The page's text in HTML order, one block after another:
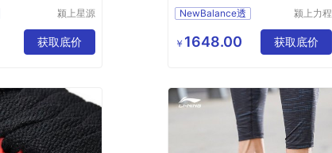
颍上星源
有限公司
获取底价
00TE
NewBalance透
颍上力程
有限公司
￥ 1648.00 获取底价